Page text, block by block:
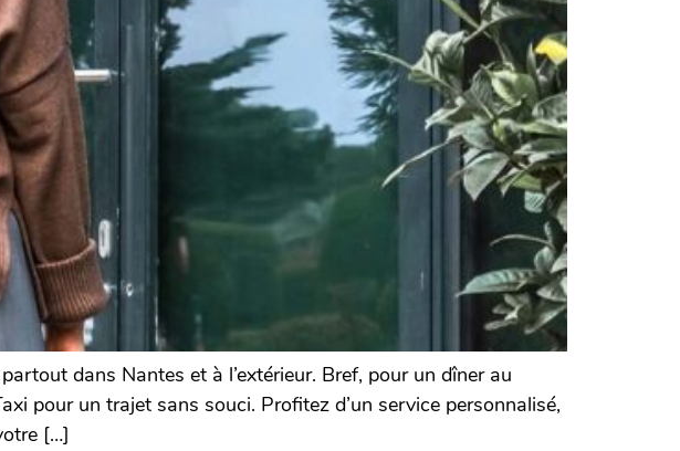
dans Nantes et à l’extérieur. Bref, pour un dîner au
pour un trajet sans souci. Profitez d’un service personnalisé,
[…]